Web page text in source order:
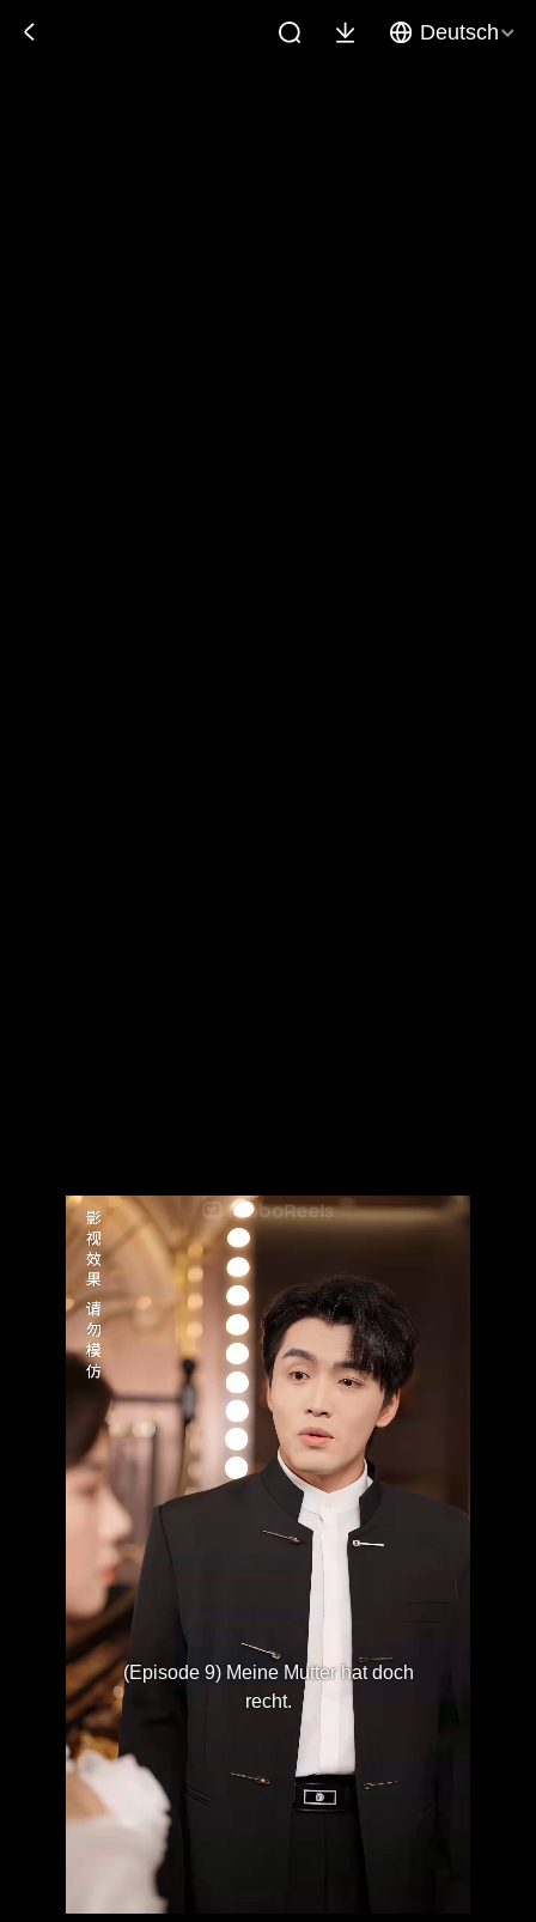
Deutsch
(Episode 9) Meine Mutter hat doch
recht.